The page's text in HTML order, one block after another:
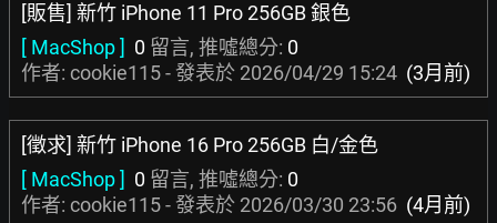
[販售] 新竹 iPhone 11 Pro 256GB 銀色
[ MacShop ] 0 留言, 推噓總分: 0
作者: cookie115 - 發表於 2026/04/29 15:24 (3月前)
[徵求] 新竹 iPhone 16 Pro 256GB 白/金色
[ MacShop ] 0 留言, 推噓總分: 0
作者: cookie115 - 發表於 2026/03/30 23:56 (4月前)